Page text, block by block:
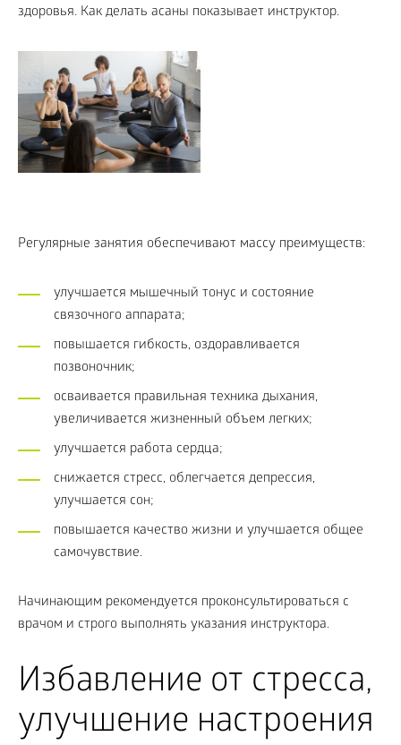
здоровья. Как делать асаны показывает инструктор.
Регулярные занятия обеспечивают массу преимуществ:
улучшается мышечный тонус и состояние
связочного аппарата;
повышается гибкость, оздоравливается
позвоночник;
осваивается правильная техника дыхания,
увеличивается жизненный объем легких;
улучшается работа сердца;
снижается стресс, облегчается депрессия,
улучшается сон;
повышается качество жизни и улучшается общее
самочувствие.
Начинающим рекомендуется проконсультироваться с
врачом и строго выполнять указания инструктора.
Избавление от стресса,
улучшение настроения